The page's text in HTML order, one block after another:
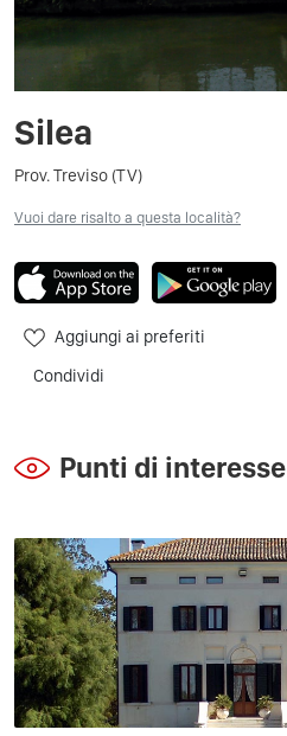
Silea
Prov. Treviso (TV)
Vuoi dare risalto a questa località?
Aggiungi ai preferiti
Condividi
Punti di interesse